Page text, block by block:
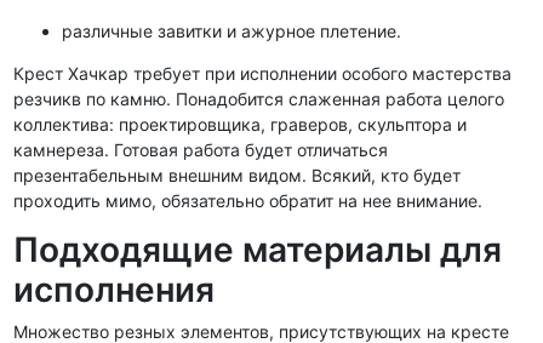
различные завитки и ажурное плетение.
Крест Хачкар требует при исполнении особого мастерства
резчикв по камню. Понадобится слаженная работа целого
коллектива: проектировщика, граверов, скульптора и
камнереза. Готовая работа будет отличаться
презентабельным внешним видом. Всякий, кто будет
проходить мимо, обязательно обратит на нее внимание.
Подходящие материалы для
исполнения
Множество резных элементов, присутствующих на кресте